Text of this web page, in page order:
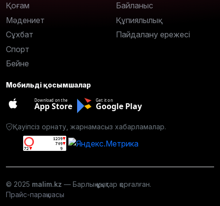
Қоғам
Мәдениет
Сұхбат
Спорт
Бейне
Байланыс
Құпиялылық
Пайдалану ережесі
Мобильді қосымшалар
Download on the
App Store
Get it on
Google Play
Қауіпсіз орнату, жарнамасыз хабарламалар.
© 2025 malim.kz — Барлық құқықтар қорғалған.
Прайс-парақшасы